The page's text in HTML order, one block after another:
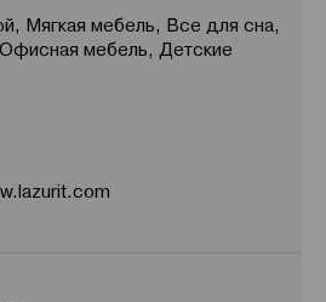
Мягкая мебель, Все для сна,
мебель, Детские